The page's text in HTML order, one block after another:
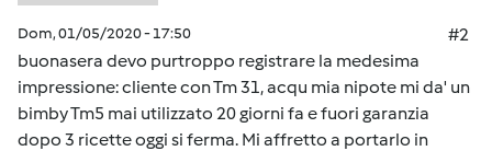
Dom, 01/05/2020 - 17:50
#2
buonasera devo purtroppo registrare la medesima
impressione: cliente con Tm 31, acqu mia nipote mi da' un
bimby Tm5 mai utilizzato 20 giorni fa e fuori garanzia
dopo 3 ricette oggi si ferma. Mi affretto a portarlo in